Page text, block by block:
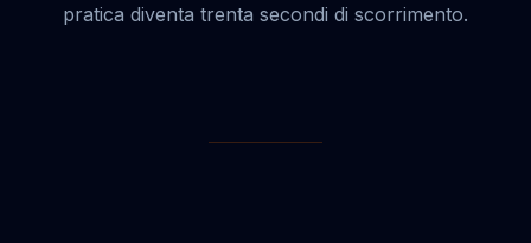
pratica diventa trenta secondi di scorrimento.